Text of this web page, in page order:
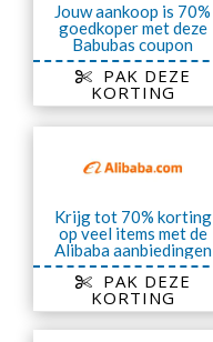
Jouw aankoop is 70%
goedkoper met deze
Babubas coupon
PAK DEZE
KORTING
Krijg tot 70% korting
op veel items met de
Alibaba aanbiedingen
PAK DEZE
KORTING